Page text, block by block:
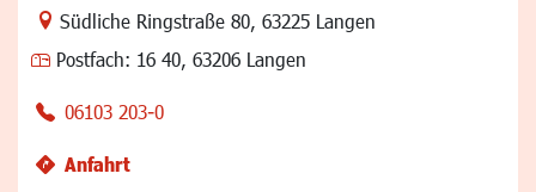
Link zur Google-Maps Navigation
Südliche Ringstraße 80, 63225 Langen
Postfach: 16 40, 63206 Langen
06103 203-0
Anfahrt